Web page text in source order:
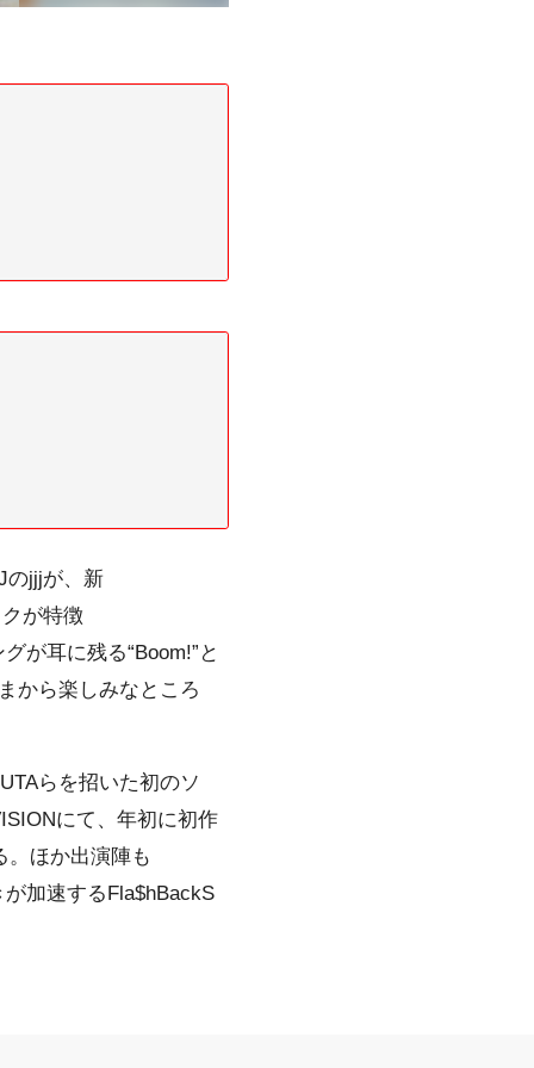
のjjjが、新
が特徴
が耳に残る“Boom!”と
から楽しみなところ
らを招いた初のソ
にて、年初に初作
。ほか出演陣も
加速するFla$hBackS